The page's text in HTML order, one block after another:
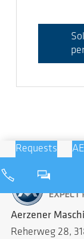
Requests
Aerzener
Reherweg 28,